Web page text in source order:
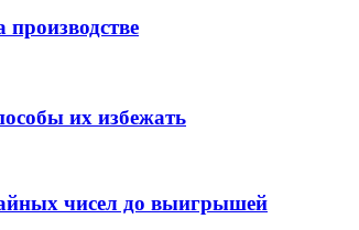
их избежать
чисел до выигрышей